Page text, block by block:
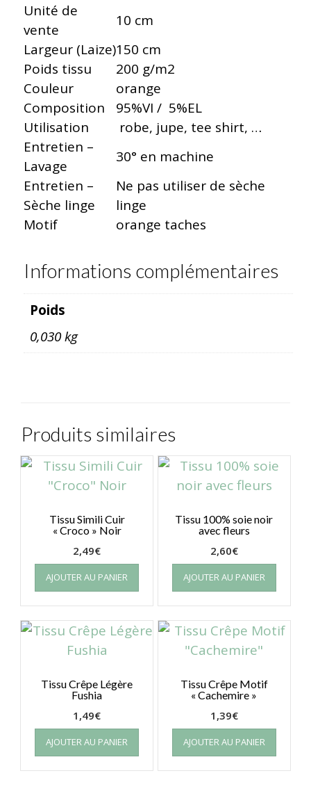
Unité de
vente
10 cm
Largeur (Laize)150 cm
Poids tissu
200 g/m2
Couleur
orange
Composition
95%VI / 5%EL
Utilisation
robe, jupe, tee shirt, …
Entretien –
Lavage
30° en machine
Entretien –
Sèche linge
Ne pas utiliser de sèche
linge
Motif
orange taches
Informations complémentaires
Poids
0,030 kg
Produits similaires
Tissu Simili Cuir
« Croco » Noir
2,49€
AJOUTER AU PANIER
Tissu 100% soie noir
avec fleurs
2,60€
AJOUTER AU PANIER
Tissu Crêpe Légère
Fushia
1,49€
AJOUTER AU PANIER
Tissu Crêpe Motif
« Cachemire »
1,39€
AJOUTER AU PANIER